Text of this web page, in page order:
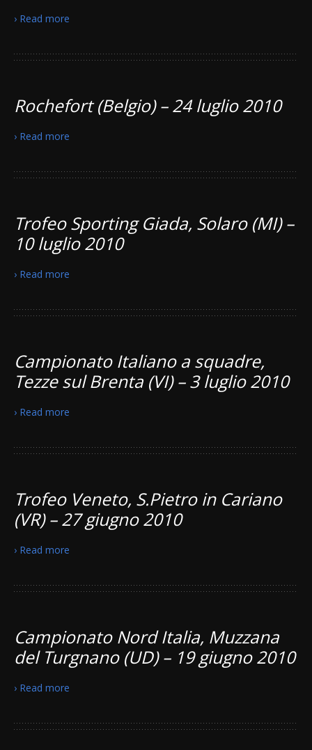
› Read more
Rochefort (Belgio) – 24 luglio 2010
› Read more
Trofeo Sporting Giada, Solaro (MI) –
10 luglio 2010
› Read more
Campionato Italiano a squadre,
Tezze sul Brenta (VI) – 3 luglio 2010
› Read more
Trofeo Veneto, S.Pietro in Cariano
(VR) – 27 giugno 2010
› Read more
Campionato Nord Italia, Muzzana
del Turgnano (UD) – 19 giugno 2010
› Read more